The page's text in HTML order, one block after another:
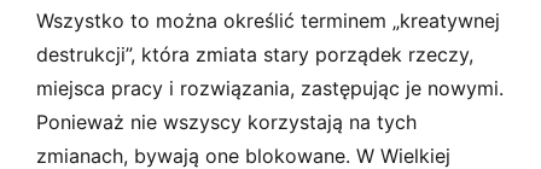
Wszystko to można określić terminem „kreatywnej
destrukcji”, która zmiata stary porządek rzeczy,
miejsca pracy i rozwiązania, zastępując je nowymi.
Ponieważ nie wszyscy korzystają na tych
zmianach, bywają one blokowane. W Wielkiej